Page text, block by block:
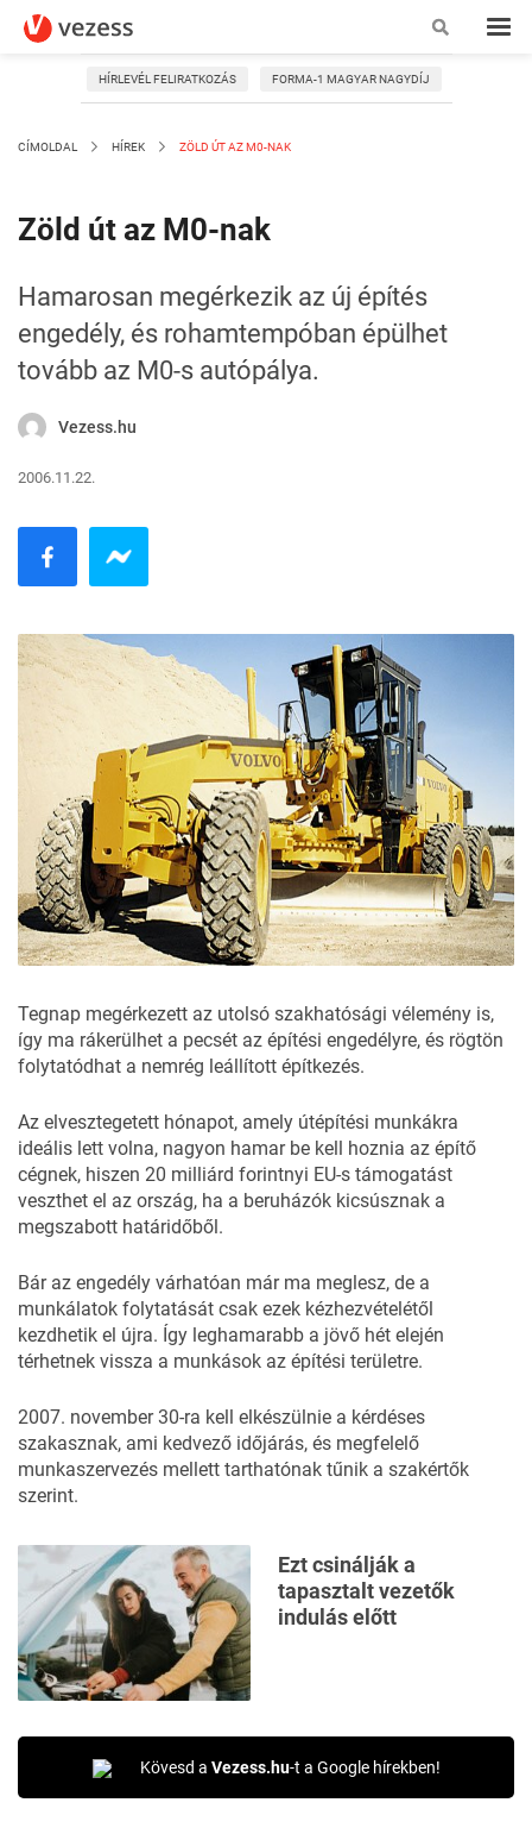
HÍRLEVÉL FELIRATKOZÁS FORMA-1 MAGYAR NAGYDÍJ
CÍMOLDAL HÍREK ZÖLD ÚT AZ M0-NAK
Zöld út az M0-nak
Hamarosan megérkezik az új építés
engedély, és rohamtempóban épülhet
tovább az M0-s autópálya.
Vezess.hu
2006.11.22.
Tegnap megérkezett az utolsó szakhatósági vélemény is,
így ma rákerülhet a pecsét az építési engedélyre, és rögtön
folytatódhat a nemrég leállított építkezés.
Az elvesztegetett hónapot, amely útépítési munkákra
ideális lett volna, nagyon hamar be kell hoznia az építő
cégnek, hiszen 20 milliárd forintnyi EU-s támogatást
veszthet el az ország, ha a beruházók kicsúsznak a
megszabott határidőből.
Bár az engedély várhatóan már ma meglesz, de a
munkálatok folytatását csak ezek kézhezvételétől
kezdhetik el újra. Így leghamarabb a jövő hét elején
térhetnek vissza a munkások az építési területre.
2007. november 30-ra kell elkészülnie a kérdéses
szakasznak, ami kedvező időjárás, és megfelelő
munkaszervezés mellett tarthatónak tűnik a szakértők
szerint.
Ezt csinálják a
tapasztalt vezetők
indulás előtt
Kövesd a Vezess.hu-t a Google hírekben!